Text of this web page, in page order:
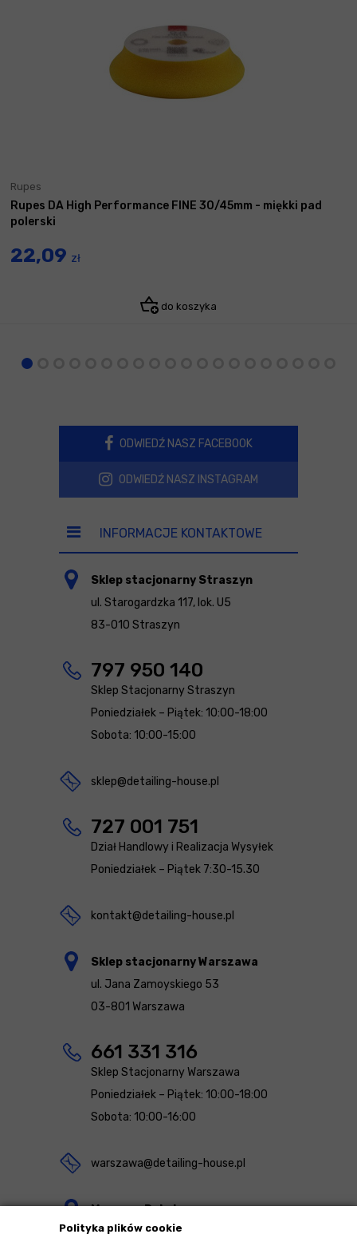
Polityka plików cookie
Rupes
Rupes DA High Performance FINE 30/45mm - miękki pad
polerski
22,09 zł
do koszyka
ODWIEDŹ NASZ FACEBOOK
ODWIEDŹ NASZ INSTAGRAM
INFORMACJE KONTAKTOWE
Sklep stacjonarny Straszyn
ul. Starogardzka 117, lok. U5
83-010 Straszyn
797 950 140
Sklep Stacjonarny Straszyn
Poniedziałek – Piątek: 10:00-18:00
Sobota: 10:00-15:00
sklep@detailing-house.pl
727 001 751
Dział Handlowy i Realizacja Wysyłek
Poniedziałek – Piątek 7:30-15.30
kontakt@detailing-house.pl
Sklep stacjonarny Warszawa
ul. Jana Zamoyskiego 53
03-801 Warszawa
661 331 316
Sklep Stacjonarny Warszawa
Poniedziałek – Piątek: 10:00-18:00
Sobota: 10:00-16:00
warszawa@detailing-house.pl
Magazyn Rekcin
Nomos Sp. z o.o. sp.k.